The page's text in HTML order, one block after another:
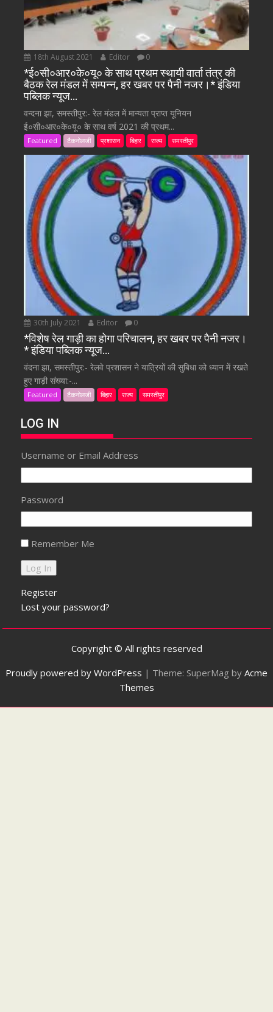
18th August 2021 Editor 0
*ई०सी०आर०के०यू० के साथ प्रथम स्थायी वार्ता तंत्र की
बैठक रेल मंडल में सम्पन्न, हर खबर पर पैनी नजर।* इंडिया
पब्लिक न्यूज…
वन्दना झा, समस्तीपुर:- रेल मंडल में मान्यता प्राप्त यूनियन
ई०सी०आर०के०यू० के साथ वर्ष 2021 की प्रथम...
Featured टैकनोलजी प्रशासन बिहार राज्य समस्तीपुर
30th July 2021 Editor 0
*विशेष रेल गाड़ी का होगा परिचालन, हर खबर पर पैनी नजर।
* इंडिया पब्लिक न्यूज…
वंदना झा, समस्तीपुर:- रेलवे प्रशासन ने यात्रियों की सुबिधा को ध्यान में रखते
हुए गाड़ी संख्या:-...
Featured टैकनोलजी बिहार राज्य समस्तीपुर
LOG IN
Username or Email Address
Password
Remember Me
Register
Lost your password?
Copyright © All rights reserved
Proudly powered by WordPress | Theme: SuperMag by Acme
Themes